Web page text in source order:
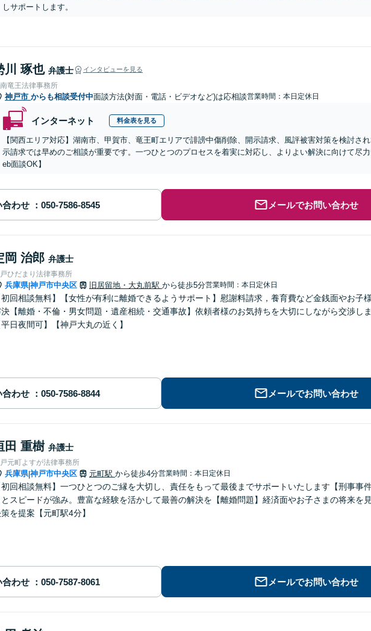
しサポートします。
川 琢也 弁護士 インタビューを見る
竜王法律事務所
神戸市 からも相談受付中面談方法(対面・電話・ビデオなど)は応相談営業時間：本日定休日
インターネット 料金表を見る
【関西エリア対応】湖南市、甲賀市、竜王町エリアで誹謗中傷削除、開示請求、風評被害対策を検討さ
示請求では早めのご相談が重要です。一つひとつのプロセスを着実に対応し、よりよい解決に向けて尽
eb面談OK】
合わせ メールでお問い合わせ
岡 治郎 弁護士
ひだまり法律事務所
兵庫県|神戸市中央区 旧居留地・大丸前駅 から徒歩5分営業時間：本日定休日
初回相談無料】【女性が有利に離婚できるようサポート】慰謝料請求，養育費など金銭面やお子
【離婚・不倫・男女問題・遺産相続・交通事故】依頼者様のお気持ちを大切にしながら交渉し
平日夜間可】【神戸大丸の近く】
合わせ メールでお問い合わせ
田 重樹 弁護士
元町よすが法律事務所
兵庫県|神戸市中央区 元町駅 から徒歩4分営業時間：本日定休日
初回相談無料】一つひとつのご縁を大切し、責任をもって最後までサポートいたします【刑事事
とスピードが強み。豊富な経験を活かして最善の解決を【離婚問題】経済面やお子さまの将来を
を提案【元町駅4分】
合わせ メールでお問い合わせ